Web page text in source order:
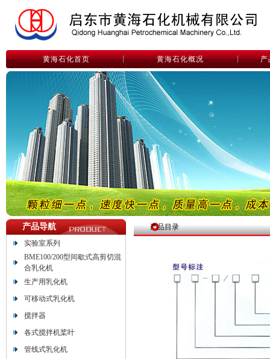
黄海石化首页 黄海石化概况 产
产品导航
实验室系列
BME100/200型间歇式高剪切混
合乳化机
生产用乳化机
可移动式乳化机
搅拌器
各式搅拌机桨叶
管线式乳化机
产品目录